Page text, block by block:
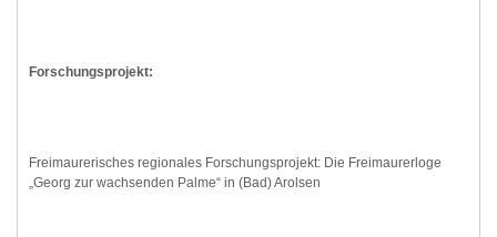
Forschungsprojekt:
Freimaurerisches regionales Forschungsprojekt: Die Freimaurerloge
„Georg zur wachsenden Palme“ in (Bad) Arolsen